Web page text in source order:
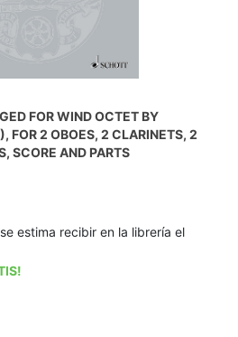
FOR WIND OCTET BY
FOR 2 OBOES, 2 CLARINETS, 2
SCORE AND PARTS
estima recibir en la librería el